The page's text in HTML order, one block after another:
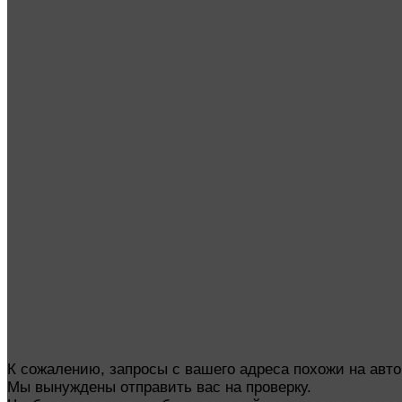
К сожалению, запросы с вашего адреса похожи на
Мы вынуждены отправить вас на проверку.